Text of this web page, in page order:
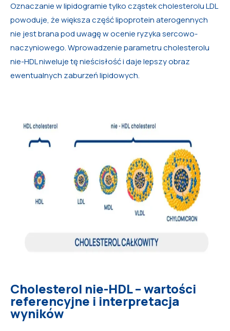
Oznaczanie w lipidogramie tylko cząstek cholesterolu LDL
powoduje, że większa część lipoprotein aterogennych
nie jest brana pod uwagę w ocenie ryzyka sercowo-
naczyniowego. Wprowadzenie parametru cholesterolu
nie-HDL niweluje tę nieścisłość i daje lepszy obraz
ewentualnych zaburzeń lipidowych.
Cholesterol nie-HDL – wartości
referencyjne i interpretacja
wyników